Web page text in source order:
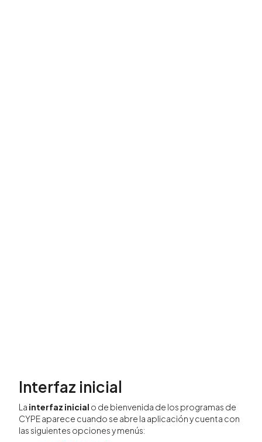
Interfaz inicial
La interfaz inicial o de bienvenida de los programas de
CYPE aparece cuando se abre la aplicación y cuenta con
las siguientes opciones y menús: